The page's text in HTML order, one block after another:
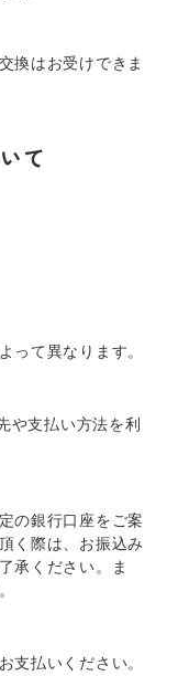
換はお受けできま
て
って異なります。
や支払い方法を利
の銀行口座をご案
く際は、お振込み
承ください。ま
支払いください。